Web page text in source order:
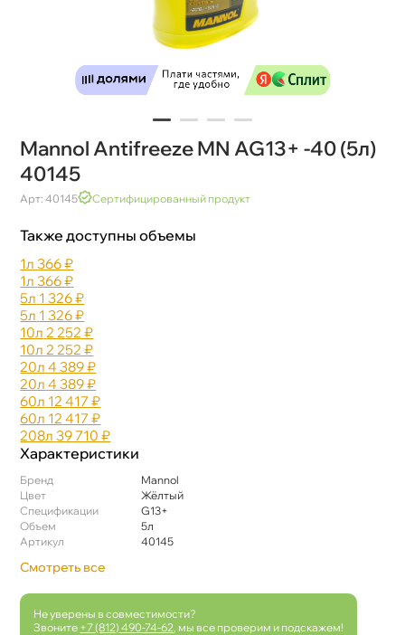
Mannol Antifreeze MN AG13+ -40 (5л)
40145
Арт: 40145 Сертифицированный продукт
Также доступны объемы
1л 366 ₽
1л 366 ₽
5л 1 326 ₽
5л 1 326 ₽
10л 2 252 ₽
10л 2 252 ₽
20л 4 389 ₽
20л 4 389 ₽
60л 12 417 ₽
60л 12 417 ₽
208л 39 710 ₽
Характеристики
Бренд
Mannol
Цвет
Жёлтый
Спецификации
G13+
Объем
5л
Артикул
40145
Смотреть все
Не уверены в совместимости?
Звоните +7 (812) 490-74-62 , мы все проверим и подскажем!